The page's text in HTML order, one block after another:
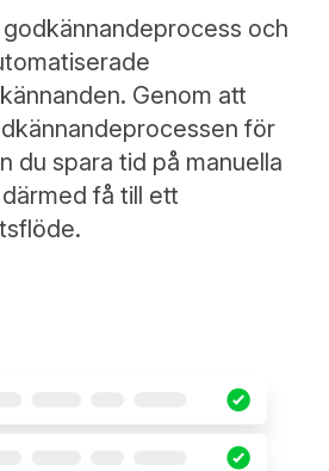
och
Genom att
för
du spara tid på manuella
få till ett